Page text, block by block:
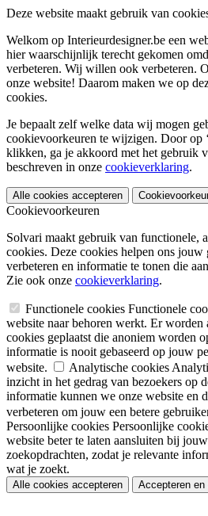
Deze website maakt gebruik van
Welkom op Interieurdesigner.be een
hier waarschijnlijk terecht gekomen
verbeteren. Wij willen ook verbeteren.
onze website! Daarom maken we op
cookies.
Je bepaalt zelf welke data wij mogen
cookievoorkeuren te wijzigen. Door op
klikken, ga je akkoord met het gebruik
beschreven in onze cookieverklaring.
Alle cookies accepteren
Cookievoorkeuren
Solvari maakt gebruik van functionele,
cookies. Deze cookies helpen ons jouw
verbeteren en informatie te tonen die
Zie ook onze cookieverklaring.
Functionele cookies Functionele
website naar behoren werkt. Er worden
cookies geplaatst die anoniem worden
informatie is nooit gebaseerd op jouw
website.
Analytische cookies
inzicht in het gedrag van bezoekers op
informatie kunnen we onze website en
verbeteren om jouw een betere
Persoonlijke cookies Persoonlijke
website beter te laten aansluiten bij
zoekopdrachten, zodat je relevante
wat je zoekt.
Alle cookies accepteren Accepteren en